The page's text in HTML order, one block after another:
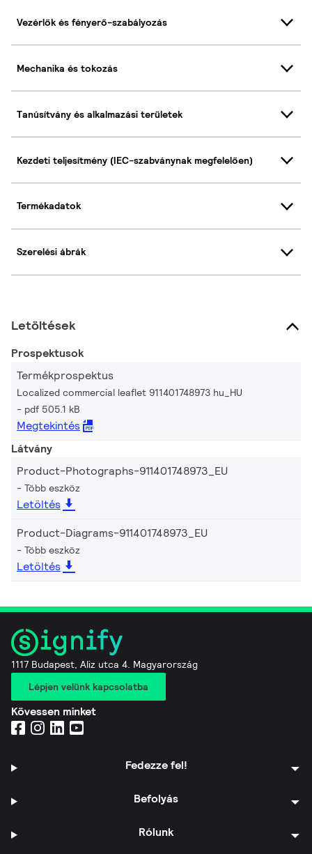
Vezérlők és fényerő-szabályozás
Mechanika és tokozás
Tanúsítvány és alkalmazási területek
Kezdeti teljesítmény (IEC-szabványnak megfelelően)
Termékadatok
Szerelési ábrák
Letöltések
Prospektusok
Termékprospektus
Localized commercial leaflet 911401748973 hu_HU
pdf 505.1 kB
Megtekintés
Látvány
Product-Photographs-911401748973_EU
Több eszköz
Letöltés
Product-Diagrams-911401748973_EU
Több eszköz
Letöltés
1117 Budapest, Aliz utca 4. Magyarország
Lépjen velünk kapcsolatba
Kövessen minket
Fedezze fel!
Befolyás
Rólunk